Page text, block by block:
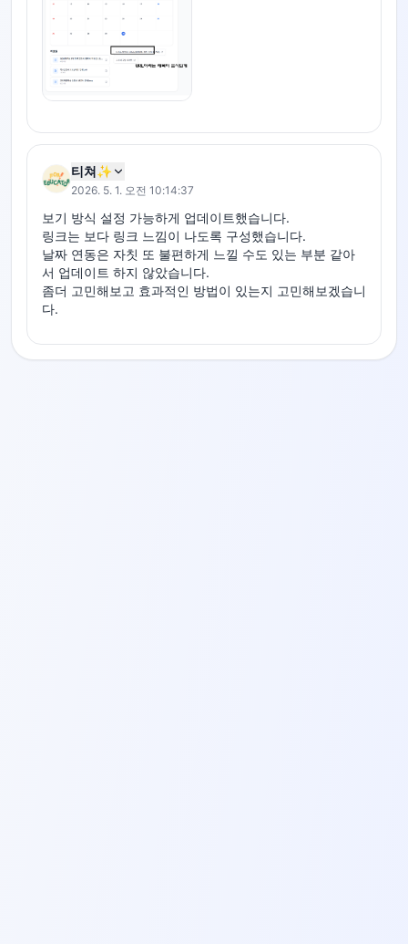
티쳐✨
2026. 5. 1. 오전 10:14:37
보기 방식 설정 가능하게 업데이트했습니다.
링크는 보다 링크 느낌이 나도록 구성했습니다.
날짜 연동은 자칫 또 불편하게 느낄 수도 있는 부분 같아
서 업데이트 하지 않았습니다.
좀더 고민해보고 효과적인 방법이 있는지 고민해보겠습니
다.